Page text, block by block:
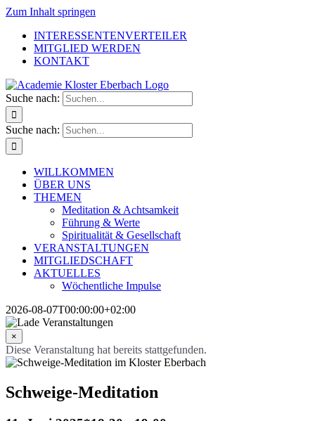
Zum Inhalt springen
INTERESSENTENVERTEILER
MITGLIED WERDEN
KONTAKT
Suche nach:
Suche nach:
WILLKOMMEN
ÜBER UNS
THEMEN
Meditation & Achtsamkeit
Führung & Werte
Spiritualität & Gesellschaft
VERANSTALTUNGEN
MITGLIEDSCHAFT
AKTUELLES
Wöchentliche Impulse
2026-08-07T00:00:00+02:00
×
Diese Veranstaltung hat bereits stattgefunden.
Schweige-Meditation